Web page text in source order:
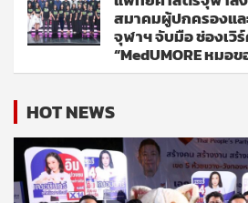
สมาคมผู้ปกครองแล
จุฬาฯ จับมือ ช่องเวิ
“MedUMORE หมอ
HOT NEWS